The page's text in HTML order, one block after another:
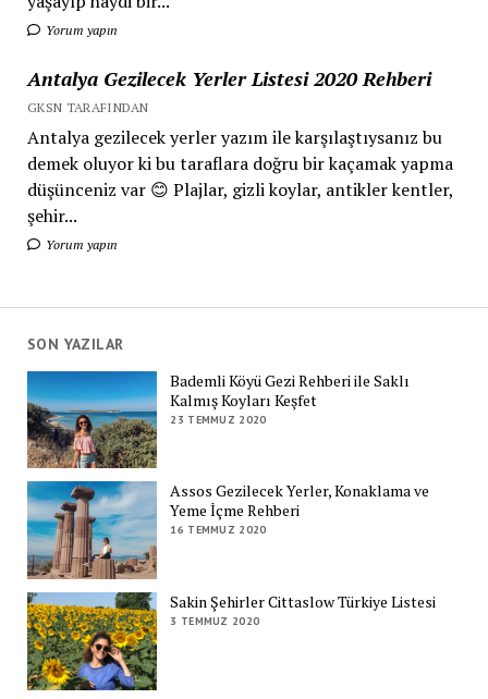
Yorum yapın
Antalya Gezilecek Yerler Listesi 2020 Rehberi
GKSN TARAFINDAN
Antalya gezilecek yerler yazım ile karşılaştıysanız bu
demek oluyor ki bu taraflara doğru bir kaçamak yapma
düşünceniz var 😊 Plajlar, gizli koylar, antikler kentler,
şehir...
Yorum yapın
SON YAZILAR
Bademli Köyü Gezi Rehberi ile Saklı
Kalmış Koyları Keşfet
23 TEMMUZ 2020
Assos Gezilecek Yerler, Konaklama ve
Yeme İçme Rehberi
16 TEMMUZ 2020
Sakin Şehirler Cittaslow Türkiye Listesi
3 TEMMUZ 2020